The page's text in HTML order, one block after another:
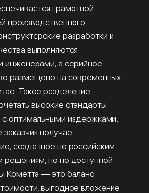
грамотной
производственного
разработки и
выполняются
инженерами, а серийное
размещено на современных
Такое разделение
высокие стандарты
оптимальными издержками.
заказчик получает
созданное по российским
но по доступной
Кометта — это баланс
выгодное вложение